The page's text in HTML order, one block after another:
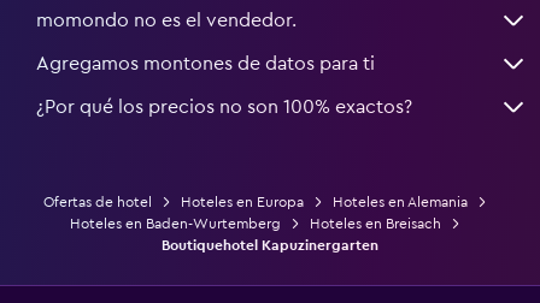
momondo no es el vendedor.
Agregamos montones de datos para ti
¿Por qué los precios no son 100% exactos?
Ofertas de hotel Hoteles en Europa
Hoteles en Alemania
Hoteles en Baden-Wurtemberg
Hoteles en Breisach
Boutiquehotel Kapuzinergarten